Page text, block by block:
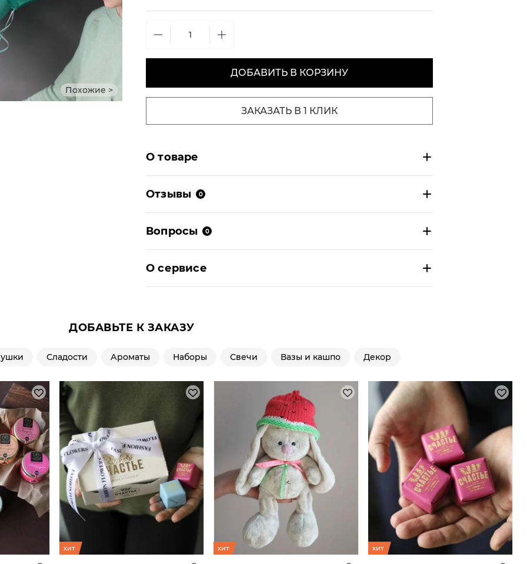
Похожие >
ДОБАВИТЬ В КОРЗИНУ
ЗАКАЗАТЬ В 1 КЛИК
О товаре
Отзывы 0
Вопросы 0
О сервисе
ДОБАВЬТЕ К ЗАКАЗУ
Сладости Ароматы Наборы Свечи Вазы и кашпо Декор
хит хит хит